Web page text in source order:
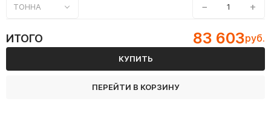
ТОННА − +
ИТОГО 83 603руб.
КУПИТЬ
ПЕРЕЙТИ В КОРЗИНУ